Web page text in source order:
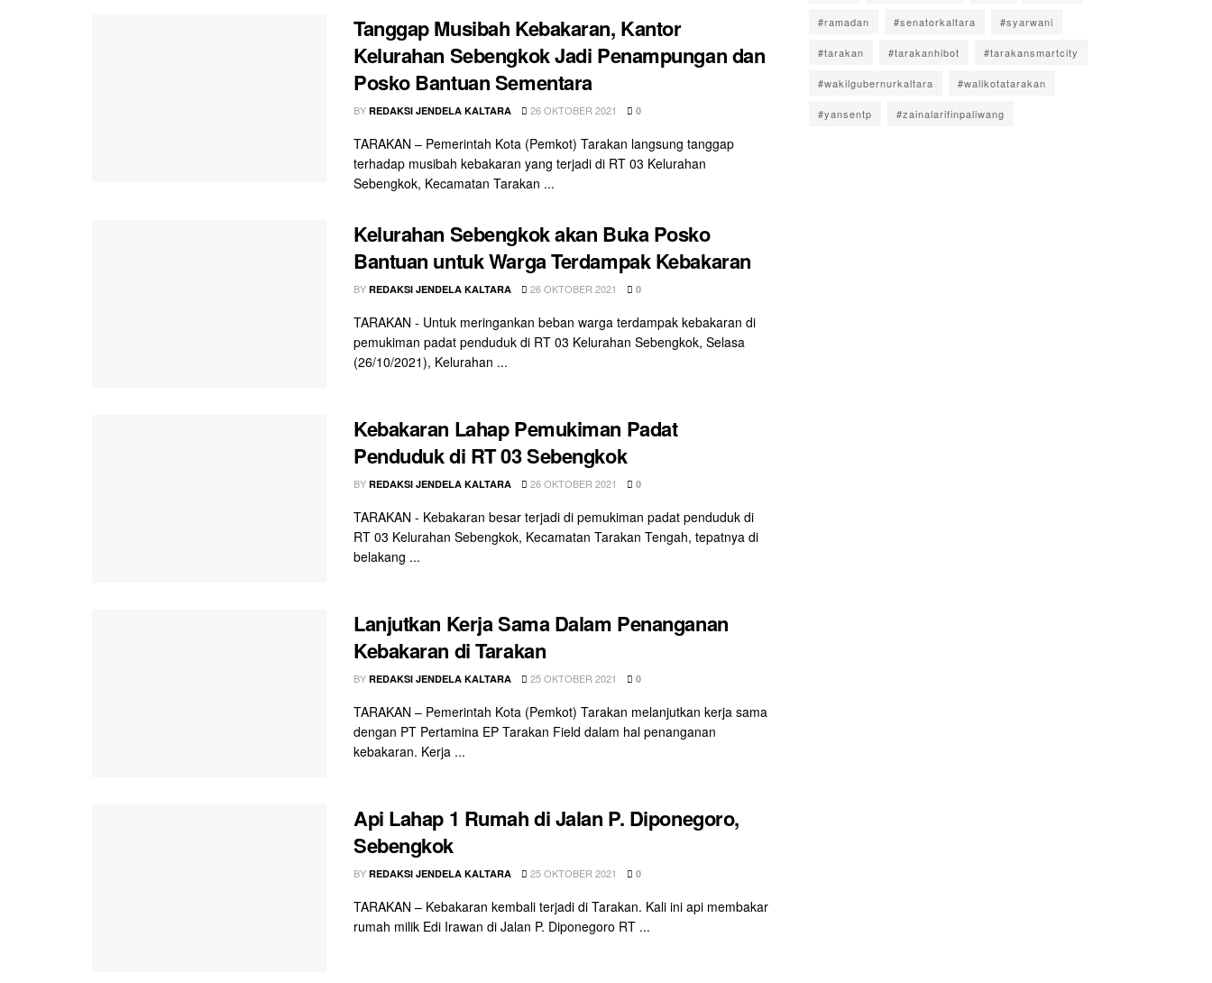
Tanggap Musibah Kebakaran, Kantor
Kelurahan Sebengkok Jadi Penampungan dan
Posko Bantuan Sementara
BY REDAKSI JENDELA KALTARA 26 OKTOBER 2021 0
TARAKAN – Pemerintah Kota (Pemkot) Tarakan langsung tanggap
terhadap musibah kebakaran yang terjadi di RT 03 Kelurahan
Sebengkok, Kecamatan Tarakan ...
Kelurahan Sebengkok akan Buka Posko
Bantuan untuk Warga Terdampak Kebakaran
BY REDAKSI JENDELA KALTARA 26 OKTOBER 2021 0
TARAKAN - Untuk meringankan beban warga terdampak kebakaran di
pemukiman padat penduduk di RT 03 Kelurahan Sebengkok, Selasa
(26/10/2021), Kelurahan ...
Kebakaran Lahap Pemukiman Padat
Penduduk di RT 03 Sebengkok
BY REDAKSI JENDELA KALTARA 26 OKTOBER 2021 0
TARAKAN - Kebakaran besar terjadi di pemukiman padat penduduk di
RT 03 Kelurahan Sebengkok, Kecamatan Tarakan Tengah, tepatnya di
belakang ...
Lanjutkan Kerja Sama Dalam Penanganan
Kebakaran di Tarakan
BY REDAKSI JENDELA KALTARA 25 OKTOBER 2021 0
TARAKAN – Pemerintah Kota (Pemkot) Tarakan melanjutkan kerja sama
dengan PT Pertamina EP Tarakan Field dalam hal penanganan
kebakaran. Kerja ...
Api Lahap 1 Rumah di Jalan P. Diponegoro,
Sebengkok
BY REDAKSI JENDELA KALTARA 25 OKTOBER 2021 0
TARAKAN – Kebakaran kembali terjadi di Tarakan. Kali ini api membakar
rumah milik Edi Irawan di Jalan P. Diponegoro RT ...
#ramadan #senatorkaltara #syarwani
#tarakan #tarakanhibot #tarakansmartcity
#wakilgubernurkaltara #walikotatarakan
#yansentp #zainalarifinpaliwang